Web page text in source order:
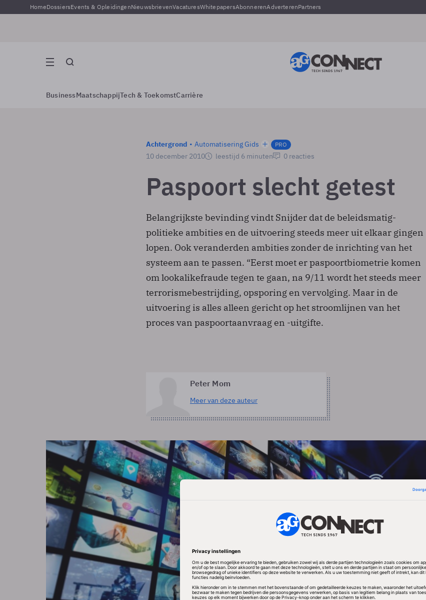
HomeDossiersEvents & OpleidingenNieuwsbrievenVacaturesWhitepapersAbonnerenAdverterenPartners
BusinessMaatschappijTech & ToekomstCarrière
Achtergrond Automatisering Gids PRO
10 december 2010 leestijd 6 minuten 0 reacties
Paspoort slecht getest
Belangrijkste bevinding vindt Snijder dat de beleidsmatig-
politieke ambities en de uitvoering steeds meer uit elkaar gingen
lopen. Ook veranderden ambities zonder de inrichting van het
systeem aan te passen. “Eerst moet er paspoortbiometrie komen
om lookalikefraude tegen te gaan, na 9/11 wordt het steeds meer
terrorismebestrijding, opsporing en vervolging. Maar in de
uitvoering is alles alleen gericht op het stroomlijnen van het
proces van paspoortaanvraag en -uitgifte.
Peter Mom
Meer van deze auteur